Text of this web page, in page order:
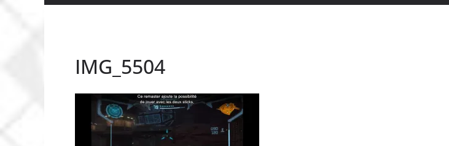
IMG_5504